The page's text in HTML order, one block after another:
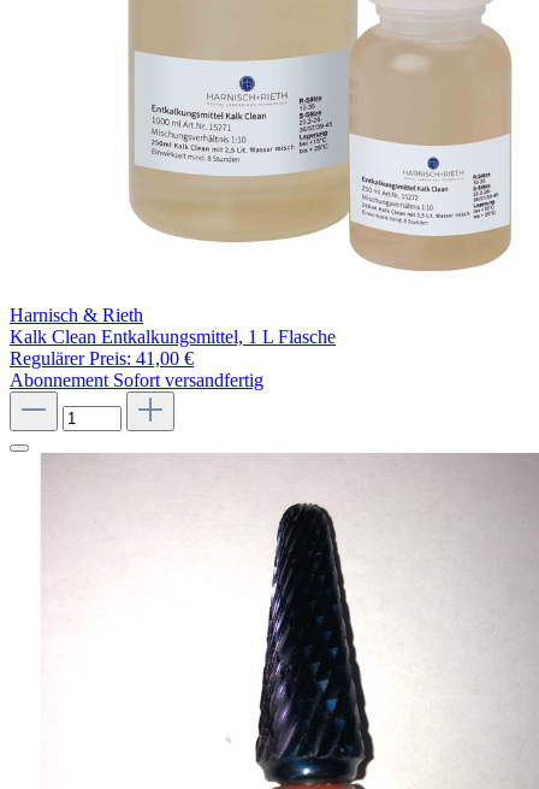
Harnisch & Rieth
Kalk Clean Entkalkungsmittel, 1 L Flasche
Regulärer Preis: 41,00 €
Abonnement Sofort versandfertig